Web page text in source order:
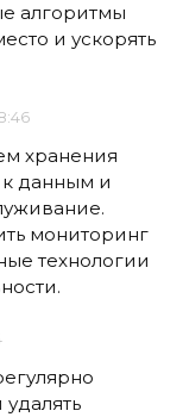
алгоритмы
и ускорять
хранения
к данным и
мониторинг
технологии